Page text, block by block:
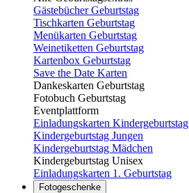
Gästebücher Geburtstag
Tischkarten Geburtstag
Menükarten Geburtstag
Weinetiketten Geburtstag
Kartenbox Geburtstag
Save the Date Karten
Dankeskarten Geburtstag
Fotobuch Geburtstag
Eventplattform
Einladungskarten Kindergeburtstag
Kindergeburtstag Jungen
Kindergeburtstag Mädchen
Kindergeburtstag Unisex
Einladungskarten 1. Geburtstag
Fotogeschenke